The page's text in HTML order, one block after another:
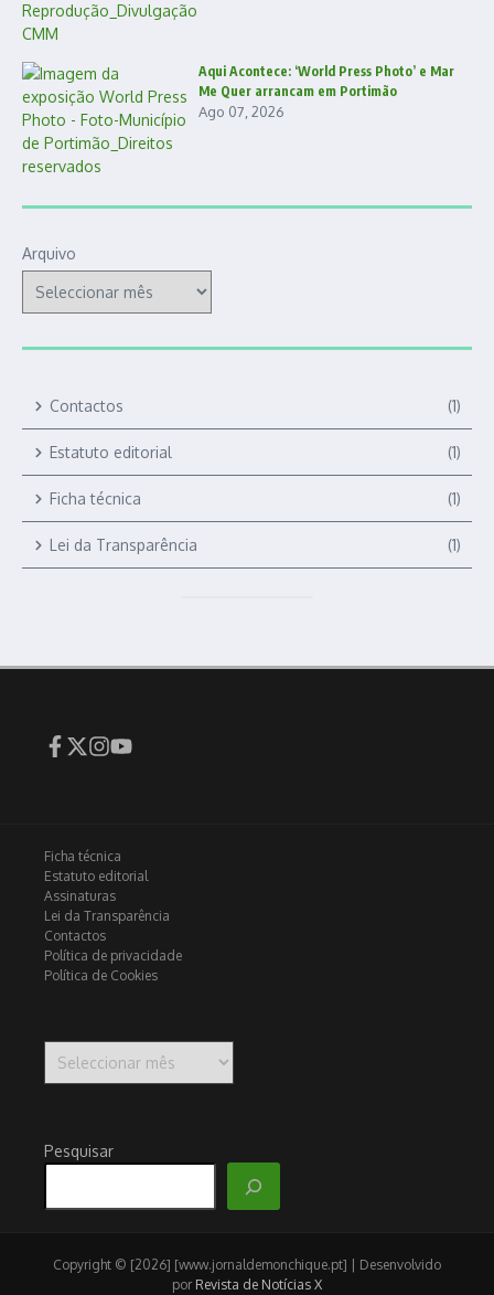
Aqui Acontece: ‘World Press Photo’ e Mar
Me Quer arrancam em Portimão
Ago 07, 2026
Arquivo
Contactos (1)
Estatuto editorial (1)
Ficha técnica (1)
Lei da Transparência (1)
Ficha técnica
Estatuto editorial
Assinaturas
Lei da Transparência
Contactos
Política de privacidade
Política de Cookies
Pesquisar
Copyright © [2026] [www.jornaldemonchique.pt] | Desenvolvido
por Revista de Notícias X